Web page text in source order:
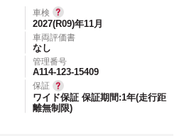
車検
2027(R09)年11月
車両評価書
なし
管理番号
A114-123-15409
保証
ワイド保証 保証期間:1年(走行距
離無制限)